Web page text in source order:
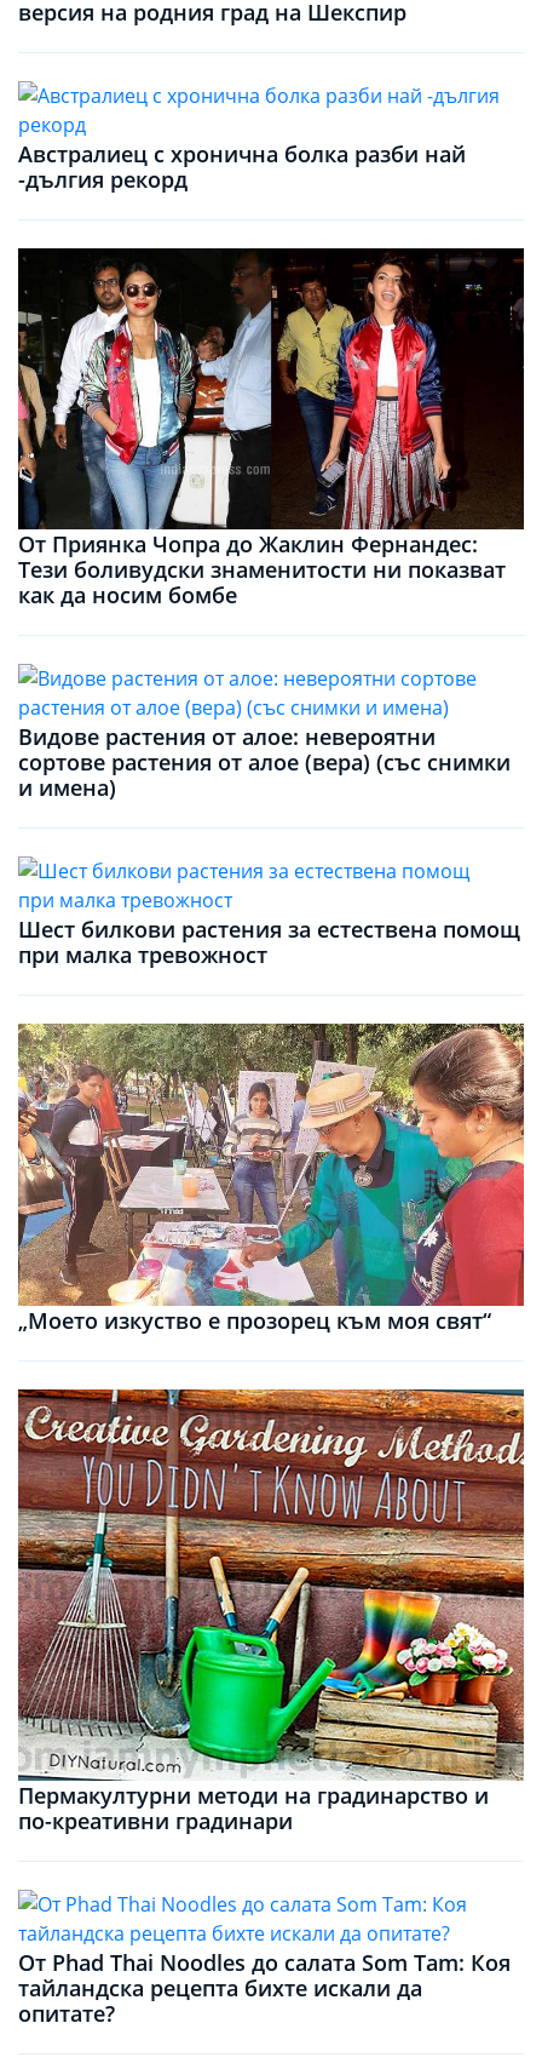
версия на родния град на Шекспир
Австралиец с хронична болка разби най
-дългия рекорд
От Приянка Чопра до Жаклин Фернандес:
Тези боливудски знаменитости ни показват
как да носим бомбе
Видове растения от алое: невероятни
сортове растения от алое (вера) (със снимки
и имена)
Шест билкови растения за естествена помощ
при малка тревожност
„Моето изкуство е прозорец към моя свят“
Пермакултурни методи на градинарство и
по-креативни градинари
От Phad Thai Noodles до салата Som Tam: Коя
тайландска рецепта бихте искали да
опитате?